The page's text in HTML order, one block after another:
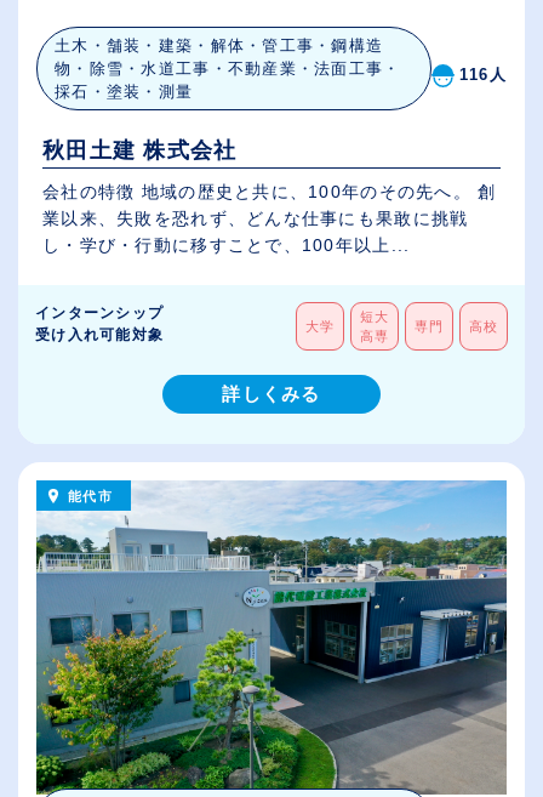
土木・舗装・建築・解体・管工事・鋼構造
物・除雪・水道工事・不動産業・法面工事・
採石・塗装・測量
116人
秋田土建 株式会社
会社の特徴 地域の歴史と共に、100年のその先へ。 創
業以来、失敗を恐れず、どんな仕事にも果敢に挑戦
し・学び・行動に移すことで、100年以上...
インターンシップ
受け入れ可能対象
大学
短大
高専
専門 高校
詳しくみる
能代市